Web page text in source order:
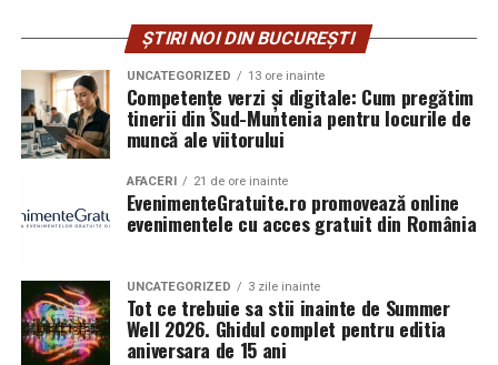
ȘTIRI NOI DIN BUCUREȘTI
UNCATEGORIZED 13 ore inainte
Competențe verzi și digitale: Cum pregătim
tinerii din Sud-Muntenia pentru locurile de
muncă ale viitorului
AFACERI 21 de ore inainte
EvenimenteGratuite.ro promovează online
evenimentele cu acces gratuit din România
UNCATEGORIZED 3 zile inainte
Tot ce trebuie sa stii inainte de Summer
Well 2026. Ghidul complet pentru editia
aniversara de 15 ani